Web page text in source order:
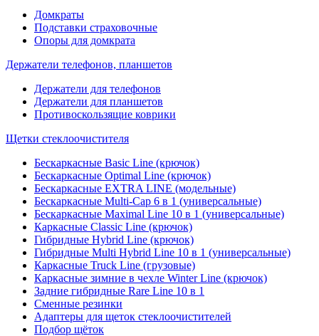
Домкраты
Подставки страховочные
Опоры для домкрата
Держатели телефонов, планшетов
Держатели для телефонов
Держатели для планшетов
Противоскользящие коврики
Щетки стеклоочистителя
Бескаркасные Basic Line (крючок)
Бескаркасные Optimal Line (крючок)
Бескаркасные EXTRA LINE (модельные)
Бескаркасные Multi-Cap 6 в 1 (универсальные)
Бескаркасные Maximal Line 10 в 1 (универсальные)
Каркасные Classic Line (крючок)
Гибридные Hybrid Line (крючок)
Гибридные Multi Hybrid Line 10 в 1 (универсальные)
Каркасные Truck Line (грузовые)
Каркасные зимние в чехле Winter Line (крючок)
Задние гибридные Rare Line 10 в 1
Сменные резинки
Адаптеры для щеток стеклоочистителей
Подбор щёток